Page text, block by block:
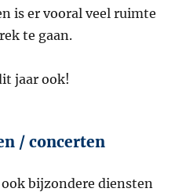
is er vooral veel ruimte
te gaan.
jaar ook!
/ concerten
bijzondere diensten